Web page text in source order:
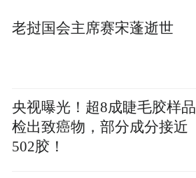
老挝国会主席赛宋蓬逝世
央视曝光！超8成睫毛胶样品
检出致癌物，部分成分接近
502胶！